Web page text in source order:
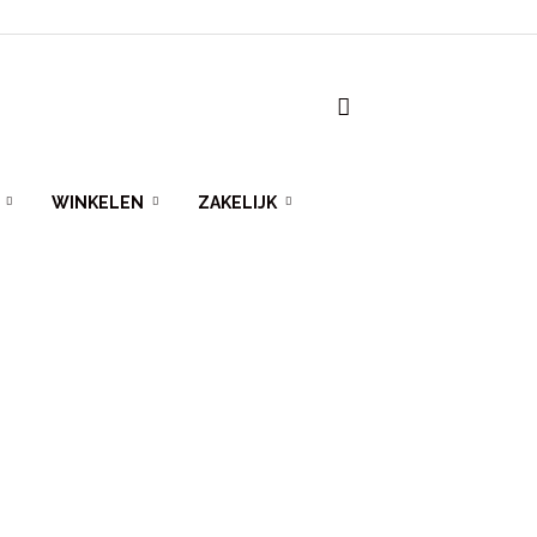
WINKELEN ZAKELIJK